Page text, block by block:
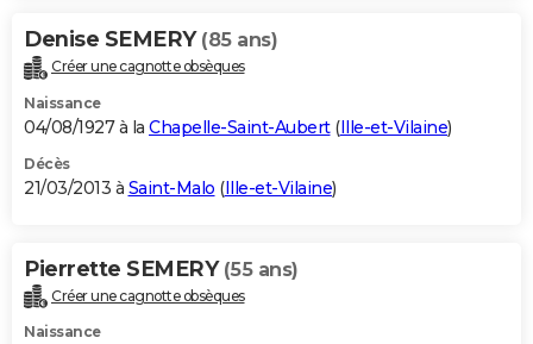
Denise SEMERY (85 ans)
Créer une cagnotte obsèques
Naissance
04/08/1927 à la Chapelle-Saint-Aubert(Ille-et-Vilaine)
Décès
21/03/2013 à Saint-Malo (Ille-et-Vilaine)
Pierrette SEMERY (55 ans)
Créer une cagnotte obsèques
Naissance